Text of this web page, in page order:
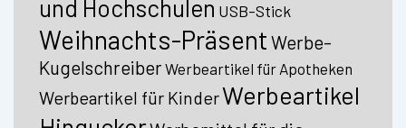
und Hochschulen USB-Stick
Weihnachts-Präsent Werbe-
Kugelschreiber Werbeartikel für Apotheken
Werbeartikel für KinderWerbeartikel